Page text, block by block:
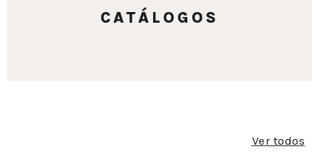
CATÁLOGOS
Ver todos